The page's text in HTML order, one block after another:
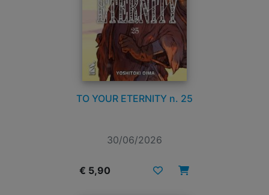
TO YOUR ETERNITY n. 25
30/06/2026
€ 5,90